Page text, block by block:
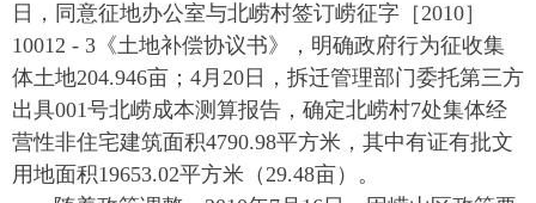
日，同意征地办公室与北崂村签订崂征字［2010］
10012 - 3《土地补偿协议书》，明确政府行为征收集
体土地204.946亩；4月20日，拆迁管理部门委托第三方
出具001号北崂成本测算报告，确定北崂村7处集体经
营性非住宅建筑面积4790.98平方米，其中有证有批文
用地面积19653.02平方米（29.48亩）。